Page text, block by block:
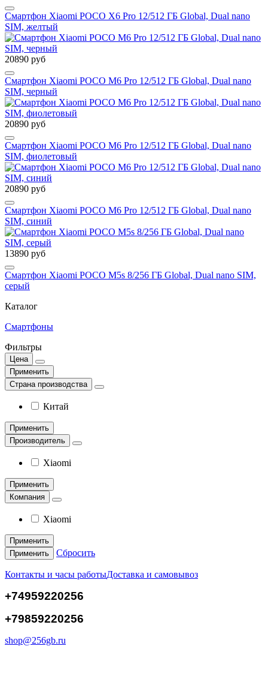
Смартфон Xiaomi POCO X6 Pro 12/512 ГБ Global, Dual nano
SIM, желтый
20890 руб
Смартфон Xiaomi POCO M6 Pro 12/512 ГБ Global, Dual nano
SIM, черный
20890 руб
Смартфон Xiaomi POCO M6 Pro 12/512 ГБ Global, Dual nano
SIM, фиолетовый
20890 руб
Смартфон Xiaomi POCO M6 Pro 12/512 ГБ Global, Dual nano
SIM, синий
13890 руб
Смартфон Xiaomi POCO M5s 8/256 ГБ Global, Dual nano SIM,
серый
Каталог
Смартфоны
Фильтры
Цена
Применить
Страна производства
Китай
Применить
Производитель
Xiaomi
Применить
Компания
Xiaomi
Применить
Применить
Сбросить
Контакты и часы работыДоставка и самовывоз
+74959220256
+79859220256
shop@256gb.ru